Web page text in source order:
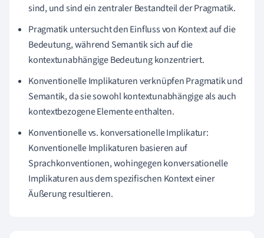
sind, und sind ein zentraler Bestandteil der Pragmatik.
Pragmatik untersucht den Einfluss von Kontext auf die
Bedeutung, während Semantik sich auf die
kontextunabhängige Bedeutung konzentriert.
Konventionelle Implikaturen verknüpfen Pragmatik und
Semantik, da sie sowohl kontextunabhängige als auch
kontextbezogene Elemente enthalten.
Konventionelle vs. konversationelle Implikatur:
Konventionelle Implikaturen basieren auf
Sprachkonventionen, wohingegen konversationelle
Implikaturen aus dem spezifischen Kontext einer
Äußerung resultieren.